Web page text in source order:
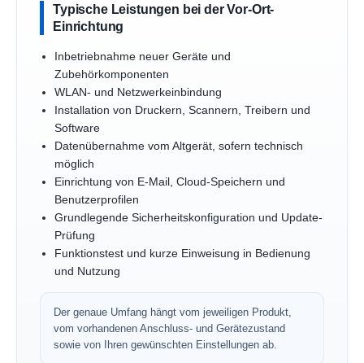
Typische Leistungen bei der Vor-Ort-
Einrichtung
Inbetriebnahme neuer Geräte und
Zubehörkomponenten
WLAN- und Netzwerkeinbindung
Installation von Druckern, Scannern, Treibern und
Software
Datenübernahme vom Altgerät, sofern technisch
möglich
Einrichtung von E-Mail, Cloud-Speichern und
Benutzerprofilen
Grundlegende Sicherheitskonfiguration und Update-
Prüfung
Funktionstest und kurze Einweisung in Bedienung
und Nutzung
Der genaue Umfang hängt vom jeweiligen Produkt,
vom vorhandenen Anschluss- und Gerätezustand
sowie von Ihren gewünschten Einstellungen ab.